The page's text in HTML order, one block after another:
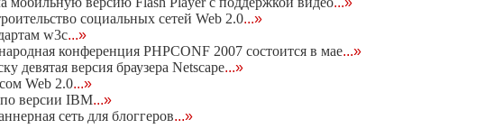
социальных сетей Web 2.0...»
w3c...»
конференция PHPCONF 2007 состоится в мае...»
девятая версия браузера Netscape...»
Web 2.0...»
версии IBM...»
сеть для блоггеров...»